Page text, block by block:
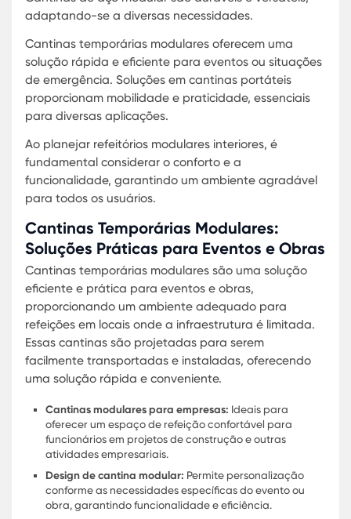
Para universidades, módulos de refeitório são
escolha popular devido à facilidade de
manutenção. As soluções modulares para
alimentação oferecem uma abordagem
funcional para a gestão de refeitórios.
Ao considerar cantinas temporárias modulares, é
importante avaliar todos os aspectos, incluindo a
necessidade de refeitórios para obras e soluções
cantinas portáteis. Cada um desses elementos
contribui para a criação de um ambiente seguro
eficiente.
Refeitórios Modulares Internos:
Maximizando Espaço e Conforto
Os refeitórios modulares interiores são
para oferecer um ambiente confortável e
maximizando o uso do espaço disponível.
beneficiam dessa abordagem, garantindo uma
alimentação de qualidade aos colaboradores.
espaço acolhedor e eficiente. Soluções de
modulares permitem adaptações rápidas